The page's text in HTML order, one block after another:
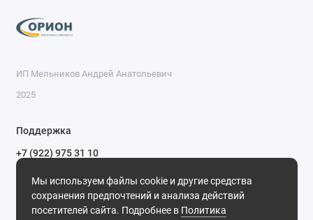
Мы используем файлы cookie и другие средства
сохранения предпочтений и анализа действий
посетителей сайта. Подробнее в Политика
ИП Мельников Андрей Анатольевич
2025
Поддержка
+7 (922) 975 31 10
+7 (909) 144 34 47
пн-пт с 9-00 до 18-00 часов,
сб с 10-00 до 15-00 часов,
вс выходной